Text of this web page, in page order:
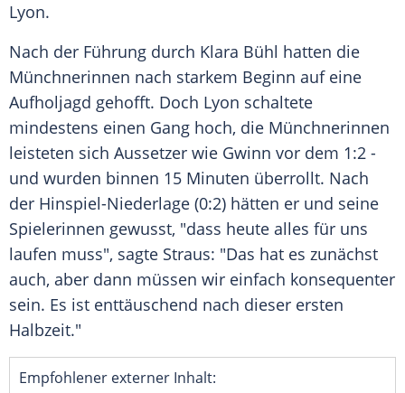
Lyon.
Nach der Führung durch Klara Bühl hatten die
Münchnerinnen nach starkem Beginn auf eine
Aufholjagd gehofft. Doch Lyon schaltete
mindestens einen Gang hoch, die Münchnerinnen
leisteten sich Aussetzer wie Gwinn vor dem 1:2 -
und wurden binnen 15 Minuten überrollt. Nach
der Hinspiel-Niederlage (0:2) hätten er und seine
Spielerinnen gewusst, "dass heute alles für uns
laufen muss", sagte Straus: "Das hat es zunächst
auch, aber dann müssen wir einfach konsequenter
sein. Es ist enttäuschend nach dieser ersten
Halbzeit."
Empfohlener externer Inhalt: